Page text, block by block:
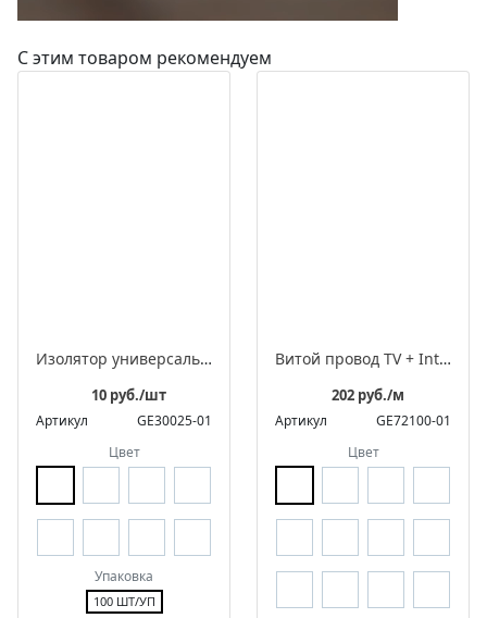
С этим товаром рекомендуем
Изолятор универсальный пластиковый, серия «Усадьба»
10 руб./шт
Артикул
GE30025-01
Цвет
Упаковка
100 ШТ/УП
Витой провод TV + Internet
202 руб./м
Артикул
GE72100-01
Цвет